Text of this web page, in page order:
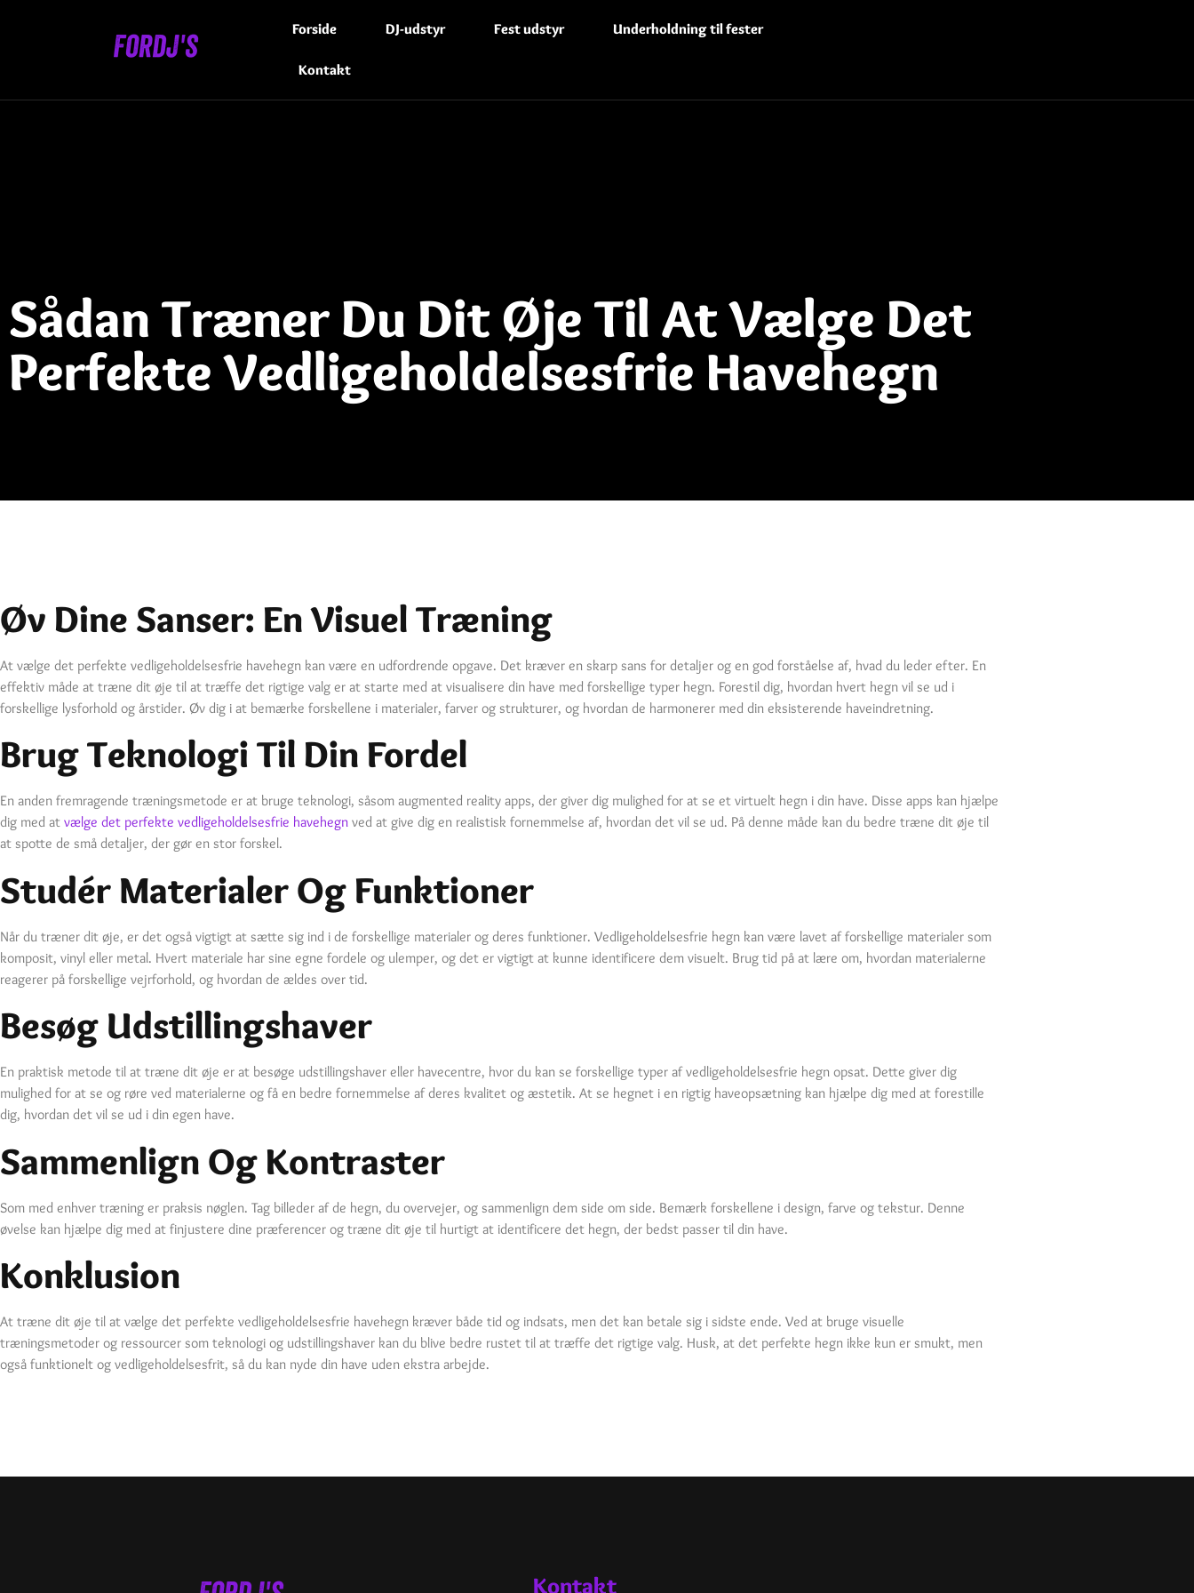
Forside DJ-udstyr Fest udstyr Underholdning til fester
Kontakt
Sådan Træner Du Dit Øje Til At Vælge Det
Perfekte Vedligeholdelsesfrie Havehegn
Øv Dine Sanser: En Visuel Træning
At vælge det perfekte vedligeholdelsesfrie havehegn kan være en udfordrende opgave. Det kræver en skarp sans for detaljer og en god forståelse af, hvad du leder efter. En
effektiv måde at træne dit øje til at træffe det rigtige valg er at starte med at visualisere din have med forskellige typer hegn. Forestil dig, hvordan hvert hegn vil se ud i
forskellige lysforhold og årstider. Øv dig i at bemærke forskellene i materialer, farver og strukturer, og hvordan de harmonerer med din eksisterende haveindretning.
Brug Teknologi Til Din Fordel
En anden fremragende træningsmetode er at bruge teknologi, såsom augmented reality apps, der giver dig mulighed for at se et virtuelt hegn i din have. Disse apps kan hjælpe
dig med at vælge det perfekte vedligeholdelsesfrie havehegn ved at give dig en realistisk fornemmelse af, hvordan det vil se ud. På denne måde kan du bedre træne dit øje til
at spotte de små detaljer, der gør en stor forskel.
Studér Materialer Og Funktioner
Når du træner dit øje, er det også vigtigt at sætte sig ind i de forskellige materialer og deres funktioner. Vedligeholdelsesfrie hegn kan være lavet af forskellige materialer som
komposit, vinyl eller metal. Hvert materiale har sine egne fordele og ulemper, og det er vigtigt at kunne identificere dem visuelt. Brug tid på at lære om, hvordan materialerne
reagerer på forskellige vejrforhold, og hvordan de ældes over tid.
Besøg Udstillingshaver
En praktisk metode til at træne dit øje er at besøge udstillingshaver eller havecentre, hvor du kan se forskellige typer af vedligeholdelsesfrie hegn opsat. Dette giver dig
mulighed for at se og røre ved materialerne og få en bedre fornemmelse af deres kvalitet og æstetik. At se hegnet i en rigtig haveopsætning kan hjælpe dig med at forestille
dig, hvordan det vil se ud i din egen have.
Sammenlign Og Kontraster
Som med enhver træning er praksis nøglen. Tag billeder af de hegn, du overvejer, og sammenlign dem side om side. Bemærk forskellene i design, farve og tekstur. Denne
øvelse kan hjælpe dig med at finjustere dine præferencer og træne dit øje til hurtigt at identificere det hegn, der bedst passer til din have.
Konklusion
At træne dit øje til at vælge det perfekte vedligeholdelsesfrie havehegn kræver både tid og indsats, men det kan betale sig i sidste ende. Ved at bruge visuelle
træningsmetoder og ressourcer som teknologi og udstillingshaver kan du blive bedre rustet til at træffe det rigtige valg. Husk, at det perfekte hegn ikke kun er smukt, men
også funktionelt og vedligeholdelsesfrit, så du kan nyde din have uden ekstra arbejde.
Kontakt